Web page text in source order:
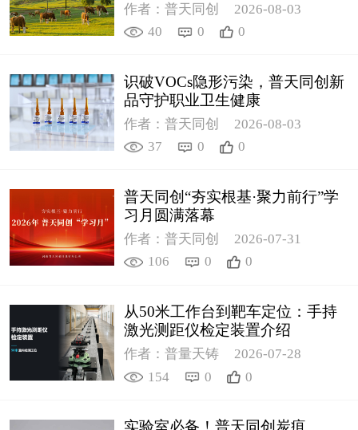
作者：普天同创
2026-08-03
40
0 0
识破VOCs隐形污染，普天同创新
品守护职业卫生健康
作者：普天同创
2026-08-03
37
0 0
普天同创“夯实根基·聚力前行”学
习月圆满落幕
作者：普天同创
2026-07-31
106
0 0
从50米工作台到靶车定位：手持
激光测距仪检定装置介绍
作者：普量天铸
2026-07-28
154
0 0